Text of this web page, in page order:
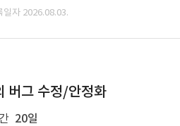
일자 2026.08.03.
버그 수정/안정화
20일